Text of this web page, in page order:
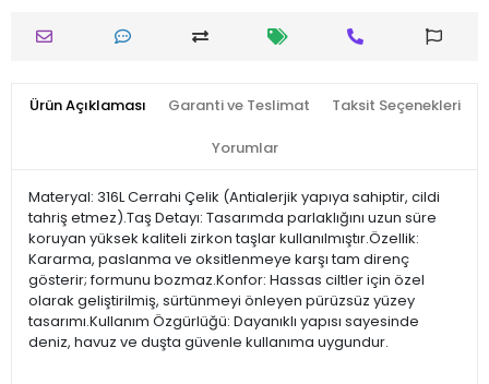
Ürün Açıklaması Garanti ve Teslimat Taksit Seçenekleri
Yorumlar
Materyal: 316L Cerrahi Çelik (Antialerjik yapıya sahiptir, cildi
tahriş etmez).Taş Detayı: Tasarımda parlaklığını uzun süre
koruyan yüksek kaliteli zirkon taşlar kullanılmıştır.Özellik:
Kararma, paslanma ve oksitlenmeye karşı tam direnç
gösterir; formunu bozmaz.Konfor: Hassas ciltler için özel
olarak geliştirilmiş, sürtünmeyi önleyen pürüzsüz yüzey
tasarımı.Kullanım Özgürlüğü: Dayanıklı yapısı sayesinde
deniz, havuz ve duşta güvenle kullanıma uygundur.